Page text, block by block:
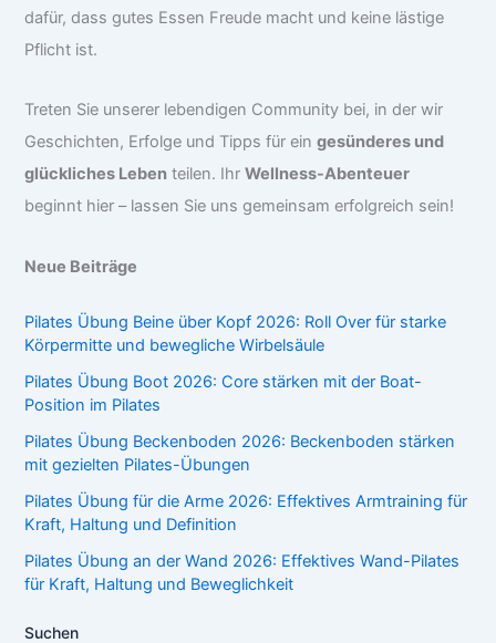
dafür, dass gutes Essen Freude macht und keine lästige
Pflicht ist.
Treten Sie unserer lebendigen Community bei, in der wir
Geschichten, Erfolge und Tipps für eingesünderes und
glückliches Leben teilen. IhrWellness-Abenteuer
beginnt hier – lassen Sie uns gemeinsam erfolgreich sein!
Neue Beiträge
Pilates Übung Beine über Kopf 2026: Roll Over für starke
Körpermitte und bewegliche Wirbelsäule
Pilates Übung Boot 2026: Core stärken mit der Boat-
Position im Pilates
Pilates Übung Beckenboden 2026: Beckenboden stärken
mit gezielten Pilates-Übungen
Pilates Übung für die Arme 2026: Effektives Armtraining für
Kraft, Haltung und Definition
Pilates Übung an der Wand 2026: Effektives Wand-Pilates
für Kraft, Haltung und Beweglichkeit
Suchen